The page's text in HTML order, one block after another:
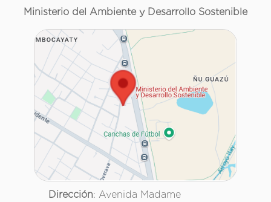
Ministerio del Ambiente y Desarrollo Sostenible
Dirección: Avenida Madame